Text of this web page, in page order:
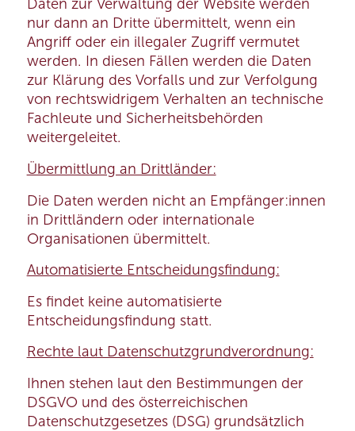
Daten zur Verwaltung der Website werden
nur dann an Dritte übermittelt, wenn ein
Angriff oder ein illegaler Zugriff vermutet
werden. In diesen Fällen werden die Daten
zur Klärung des Vorfalls und zur Verfolgung
von rechtswidrigem Verhalten an technische
Fachleute und Sicherheitsbehörden
weitergeleitet.
Übermittlung an Drittländer:
Die Daten werden nicht an Empfänger:innen
in Drittländern oder internationale
Organisationen übermittelt.
Automatisierte Entscheidungsfindung:
Es findet keine automatisierte
Entscheidungsfindung statt.
Rechte laut Datenschutzgrundverordnung:
Ihnen stehen laut den Bestimmungen der
DSGVO und des österreichischen
Datenschutzgesetzes (DSG) grundsätzlich